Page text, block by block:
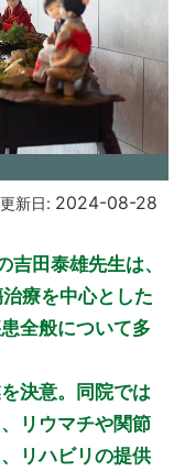
更新日: 2024-08-28
田泰雄先生は、
療を中心とした
全般について多
決意。同院では
リウマチや関節
リハビリの提供